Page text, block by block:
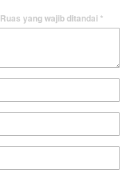
Ruas yang wajib ditandai*